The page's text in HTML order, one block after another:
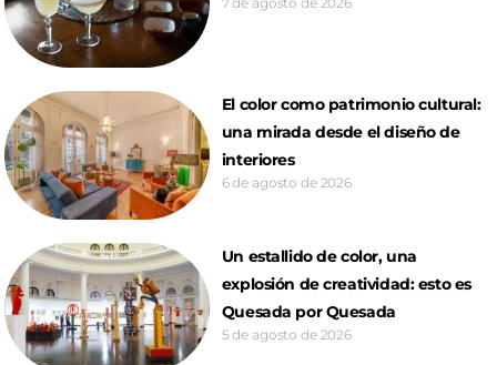
El color como patrimonio cultural:
una mirada desde el diseño de
interiores
6 de agosto de 2026
Un estallido de color, una
explosión de creatividad: esto es
Quesada por Quesada
5 de agosto de 2026